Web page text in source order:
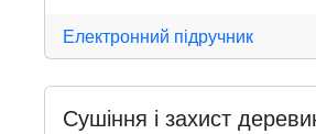
Електронний підручник
Сушіння і захист